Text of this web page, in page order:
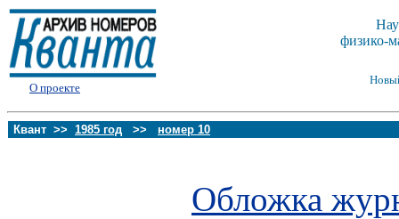
О проекте
физико-
Квант >> 1985 год >> номер 10
Обложка